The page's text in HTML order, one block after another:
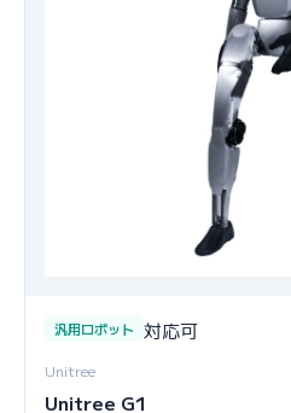
汎用ロボット 対応可
Unitree
Unitree G1